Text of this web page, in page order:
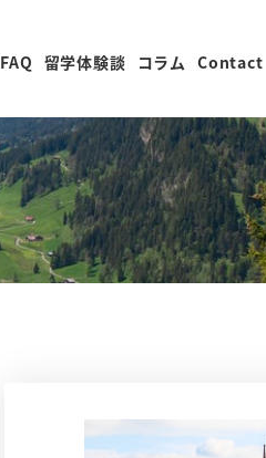
FAQ 留学体験談 コラム Contact